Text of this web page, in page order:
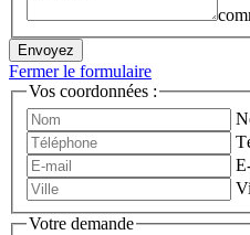
Envoyez
Fermer le formulaire
Vos coordonnées :
Votre demande